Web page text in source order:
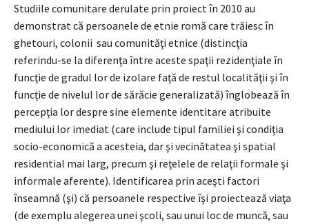
Studiile comunitare derulate prin proiect în 2010 au
demonstrat că persoanele de etnie romă care trăiesc în
ghetouri, colonii sau comunităţi etnice (distincţia
referindu-se la diferenţa între aceste spaţii rezidenţiale în
funcţie de gradul lor de izolare faţă de restul localităţii şi în
funcţie de nivelul lor de sărăcie generalizată) înglobează în
percepţia lor despre sine elemente identitare atribuite
mediului lor imediat (care include tipul familiei şi condiţia
socio-economică a acesteia, dar şi vecinătatea şi spatial
residential mai larg, precum şi reţelele de relaţii formale şi
informale aferente). Identificarea prin aceşti factori
înseamnă (şi) că persoanele respective îşi proiectează viaţa
(de exemplu alegerea unei şcoli, sau unui loc de muncă, sau